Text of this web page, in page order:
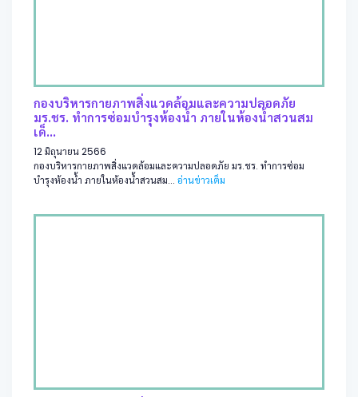
กองบริหารกายภาพสิ่งแวดล้อมและความปลอดภัย
มร.ชร. ทำการซ่อมบำรุงห้องน้ำ ภายในห้องน้ำสวนสม
เด็...
12 มิถุนายน 2566
กองบริหารกายภาพสิ่งแวดล้อมและความปลอดภัย มร.ชร. ทำการซ่อม
บำรุงห้องน้ำ ภายในห้องน้ำสวนสม... อ่านข่าวเต็ม